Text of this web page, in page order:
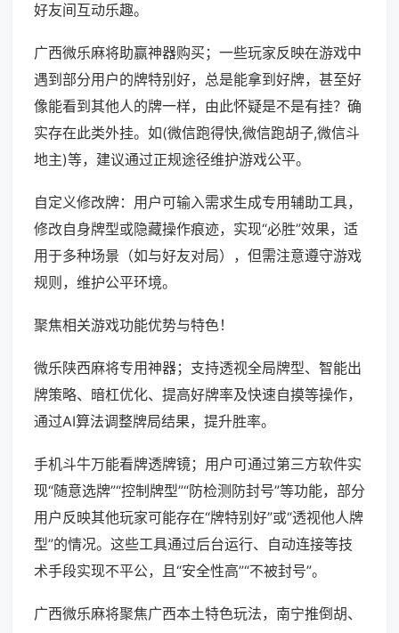
好友间互动乐趣。
广西微乐麻将助赢神器购买；一些玩家反映在游戏中
遇到部分用户的牌特别好，总是能拿到好牌，甚至好
像能看到其他人的牌一样，由此怀疑是不是有挂？确
实存在此类外挂。如(微信跑得快,微信跑胡子,微信斗
地主)等，建议通过正规途径维护游戏公平。
自定义修改牌：用户可输入需求生成专用辅助工具，
修改自身牌型或隐藏操作痕迹，实现“必胜”效果，适
用于多种场景（如与好友对局），但需注意遵守游戏
规则，维护公平环境。
聚焦相关游戏功能优势与特色！
微乐陕西麻将专用神器；支持透视全局牌型、智能出
牌策略、暗杠优化、提高好牌率及快速自摸等操作，
通过AI算法调整牌局结果，提升胜率。
手机斗牛万能看牌透牌镜；用户可通过第三方软件实
现“随意选牌”“控制牌型”“防检测防封号”等功能，部分
用户反映其他玩家可能存在“牌特别好”或“透视他人牌
型”的情况。这些工具通过后台运行、自动连接等技
术手段实现不平公，且“安全性高”“不被封号”。
广西微乐麻将聚焦广西本土特色玩法，南宁推倒胡、